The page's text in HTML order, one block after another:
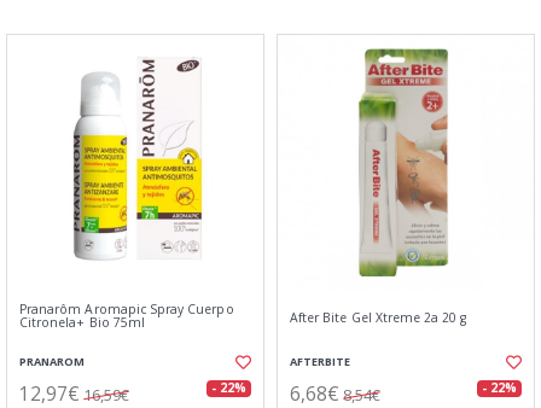
Pranarôm Aromapic Spray Cuerpo
Citronela+ Bio 75ml
PRANAROM
12,97€ 16,59€ - 22%
After Bite Gel Xtreme 2a 20 g
AFTERBITE
6,68€ 8,54€ - 22%